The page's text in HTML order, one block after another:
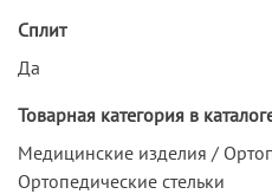
Сплит
Да
Товарная категория в
Медицинские изделия /
Ортопедические стельки